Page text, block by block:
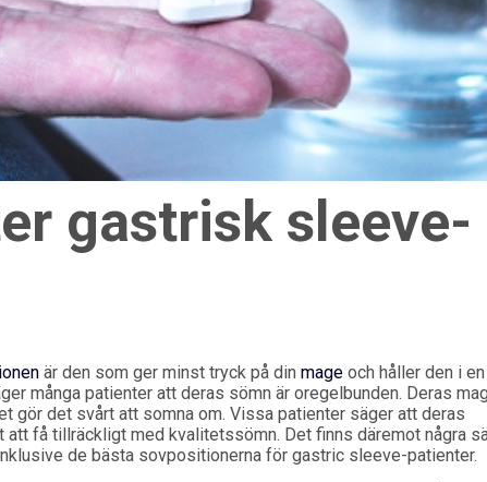
gastrisk sleeve-
är den som ger minst tryck på dinmage och håller den i en
många patienter att deras sömn är oregelbunden. Deras
gör det svårt att somna om. Vissa patienter säger att deras
få tillräckligt med kvalitetssömn. Det finns däremot några
de bästa sovpositionerna för gastric sleeve-patienter.